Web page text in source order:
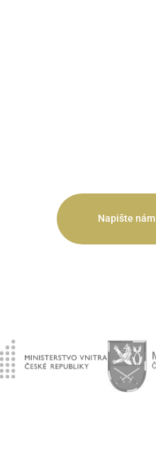
Napište nám